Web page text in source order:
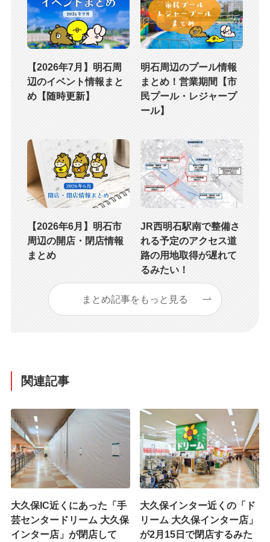
【2026年7月】明石周
辺のイベント情報まと
め【随時更新】
明石周辺のプール情報
まとめ！営業期間【市
民プール・レジャープ
ール】
【2026年6月】明石市
周辺の開店・閉店情報
まとめ
JR西明石駅南で整備さ
れる予定のアクセス道
路の用地取得が遅れて
るみたい！
まとめ記事をもっと見る
関連記事
大久保IC近くにあった「手
芸センタードリーム 大久保
インター店」が閉店して
大久保インター近くの「ド
リーム 大久保インター店」
が2月15日で閉店するみた